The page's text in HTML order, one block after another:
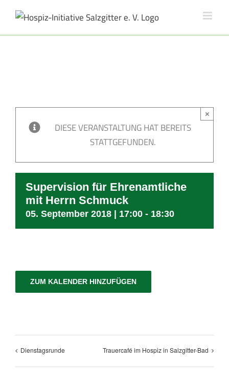
content
DIESE VERANSTALTUNG HAT BEREITS
STATTGEFUNDEN.
×
Supervision für Ehrenamtliche
mit Herrn Schmuck
05. September 2018 | 17:00 - 18:30
ZUM KALENDER HINZUFÜGEN
Dienstagsrunde Trauercafé im Hospiz in Salzgitter-Bad